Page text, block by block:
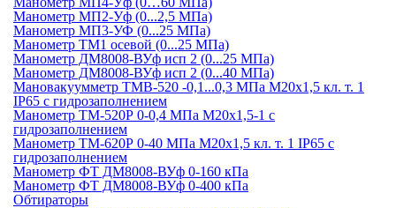
Манометр МП2-Уф (0...2,5 МПа)
Манометр МП3-УФ (0...25 МПа)
Манометр ТМ1 осевой (0...25 МПа)
Манометр ДМ8008-ВУф исп 2 (0...25 МПа)
Манометр ДМ8008-ВУф исп 2 (0...40 МПа)
Мановакуумметр ТМВ-520 -0,1...0,3 МПа М20х1,5 кл. т. 1
IP65 c гидрозаполнением
Манометр ТМ-520Р 0-0,4 МПа М20х1,5-1 c
гидрозаполнением
Манометр ТМ-620Р 0-40 МПа М20х1,5 кл. т. 1 IP65 c
гидрозаполнением
Манометр ФТ ДМ8008-ВУф 0-160 кПа
Манометр ФТ ДМ8008-ВУф 0-400 кПа
Обтираторы